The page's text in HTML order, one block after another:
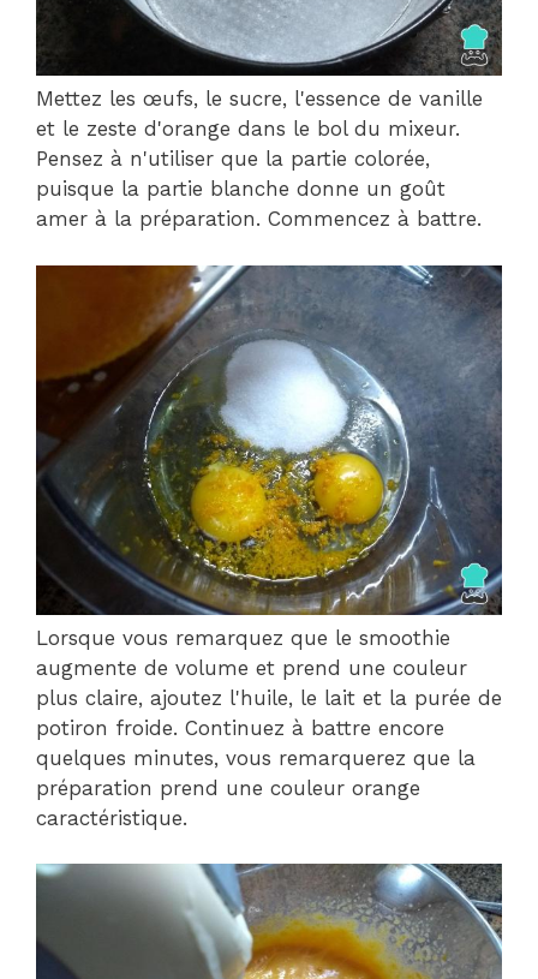
Mettez les œufs, le sucre, l'essence de vanille
et le zeste d'orange dans le bol du mixeur.
Pensez à n'utiliser que la partie colorée,
puisque la partie blanche donne un goût
amer à la préparation. Commencez à battre.
Lorsque vous remarquez que le smoothie
augmente de volume et prend une couleur
plus claire, ajoutez l'huile, le lait et la purée de
potiron froide. Continuez à battre encore
quelques minutes, vous remarquerez que la
préparation prend une couleur orange
caractéristique.